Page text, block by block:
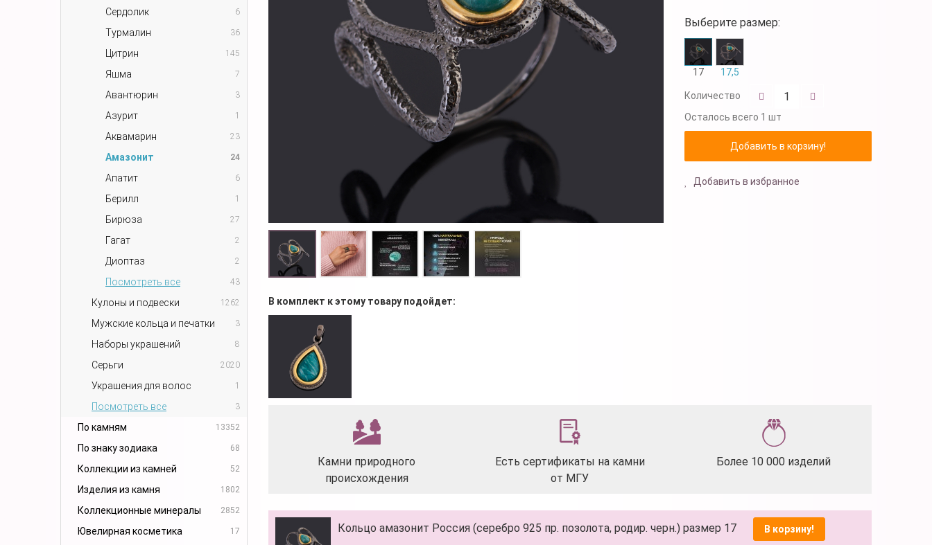
Сердолик 6
Турмалин 36
Цитрин 145
Яшма 7
Авантюрин 3
Азурит 1
Аквамарин 23
Амазонит 24
Апатит 6
Берилл 1
Бирюза 27
Гагат 2
Диоптаз 2
Посмотреть все 43
Кулоны и подвески 1262
Мужские кольца и печатки 3
Наборы украшений 8
Серьги 2020
Украшения для волос 1
Посмотреть все 3
По камням 13352
По знаку зодиака 68
Коллекции из камней 52
Изделия из камня 1802
Коллекционные минералы 2852
Ювелирная косметика 17
Выберите размер:
17 17,5
Количество
Осталось всего 1 шт
Добавить в избранное
В комплект к этому товару подойдет:
Камни природного
происхождения
Есть сертификаты на камни
от МГУ
Более 10 000 изделий
Кольцо амазонит Россия (серебро 925 пр. позолота, родир. черн.) размер 17 В корзину!